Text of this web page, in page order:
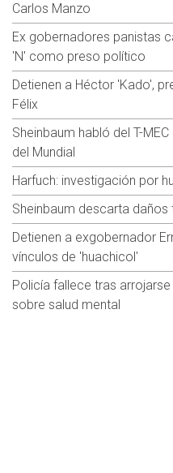
Carlos Manzo
Ex gobernadores panistas
'N' como preso político
Detienen a Héctor 'Kado',
Félix
Sheinbaum habló del T-
del Mundial
Harfuch: investigación por
Sheinbaum descarta
Detienen a exgobernador
vínculos de 'huachicol'
Policía fallece tras
sobre salud mental